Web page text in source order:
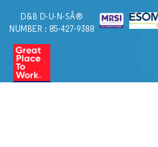
D&B D-U-N-SÂ®
NUMBER : 85-427-9388